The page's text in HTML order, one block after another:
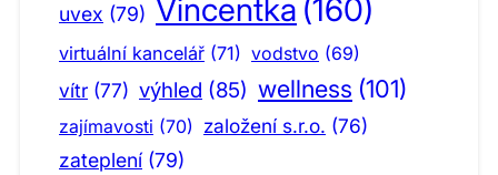
uvex (79) Vincentka (160)
virtuální kancelář (71) vodstvo (69)
vítr (77) výhled (85) wellness (101)
zajímavosti (70) založení s.r.o. (76)
zateplení (79)